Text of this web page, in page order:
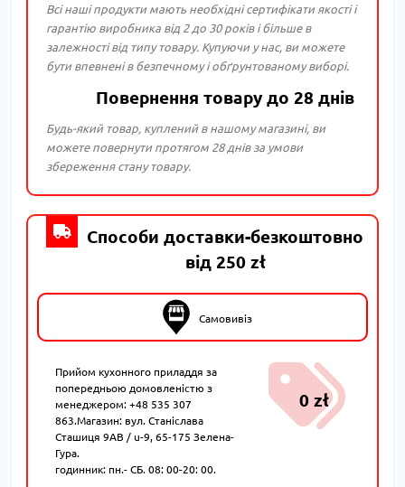
Всі наші продукти мають необхідні сертифікати якості і
гарантію виробника від 2 до 30 років і більше в
залежності від типу товару. Купуючи у нас, ви можете
бути впевнені в безпечному і обґрунтованому виборі.
Повернення товару до 28 днів
Будь-який товар, куплений в нашому магазині, ви
можете повернути протягом 28 днів за умови
збереження стану товару.
Способи доставки-безкоштовно
від 250 zł
Самовивіз
Прийом кухонного приладдя за
попередньою домовленістю з
менеджером: +48 535 307
863.Магазин: вул. Станіслава
Сташиця 9AB / u-9, 65-175 Зелена-
Гура.
годинник: пн.- СБ. 08: 00-20: 00.
0 zł